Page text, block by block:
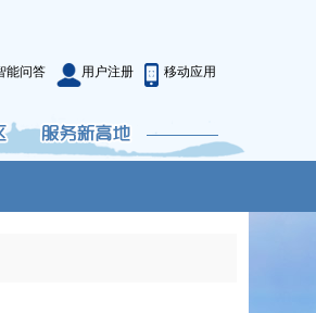
能问答 用户注册 移动应用